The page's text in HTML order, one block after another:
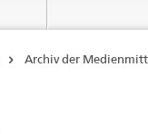
Archiv der